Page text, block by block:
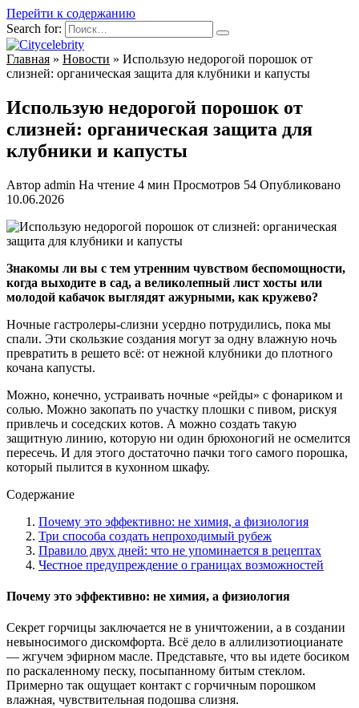
Перейти к содержанию
Search for:
Главная » Новости » Использую недорогой порошок от
слизней: органическая защита для клубники и капусты
Использую недорогой порошок от
слизней: органическая защита для
клубники и капусты
Автор admin На чтение 4 мин Просмотров 54 Опубликовано
10.06.2026
Знакомы ли вы с тем утренним чувством беспомощности,
когда выходите в сад, а великолепный лист хосты или
молодой кабачок выглядят ажурными, как кружево?
Ночные гастролеры-слизни усердно потрудились, пока мы
спали. Эти скользкие создания могут за одну влажную ночь
превратить в решето всё: от нежной клубники до плотного
кочана капусты.
Можно, конечно, устраивать ночные «рейды» с фонариком и
солью. Можно закопать по участку плошки с пивом, рискуя
привлечь и соседских котов. А можно создать такую
защитную линию, которую ни один брюхоногий не осмелится
пересечь. И для этого достаточно пачки того самого порошка,
который пылится в кухонном шкафу.
Содержание
Почему это эффективно: не химия, а физиология
Три способа создать непроходимый рубеж
Правило двух дней: что не упоминается в рецептах
Честное предупреждение о границах возможностей
Почему это эффективно: не химия, а физиология
Секрет горчицы заключается не в уничтожении, а в создании
невыносимого дискомфорта. Всё дело в аллилизотиоцианате
— жгучем эфирном масле. Представьте, что вы идете босиком
по раскаленному песку, посыпанному битым стеклом.
Примерно так ощущает контакт с горчичным порошком
влажная, чувствительная подошва слизня.